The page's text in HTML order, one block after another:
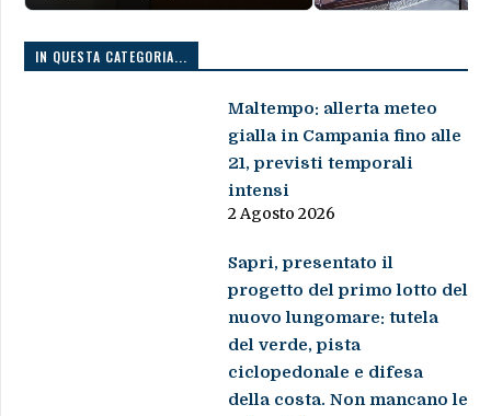
IN QUESTA CATEGORIA...
Maltempo: allerta meteo
gialla in Campania fino alle
21, previsti temporali
intensi
2 Agosto 2026
Sapri, presentato il
progetto del primo lotto del
nuovo lungomare: tutela
del verde, pista
ciclopedonale e difesa
della costa. Non mancano le